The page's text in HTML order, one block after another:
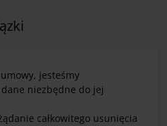
jesteśmy
niezbędne do jej
całkowitego usunięcia